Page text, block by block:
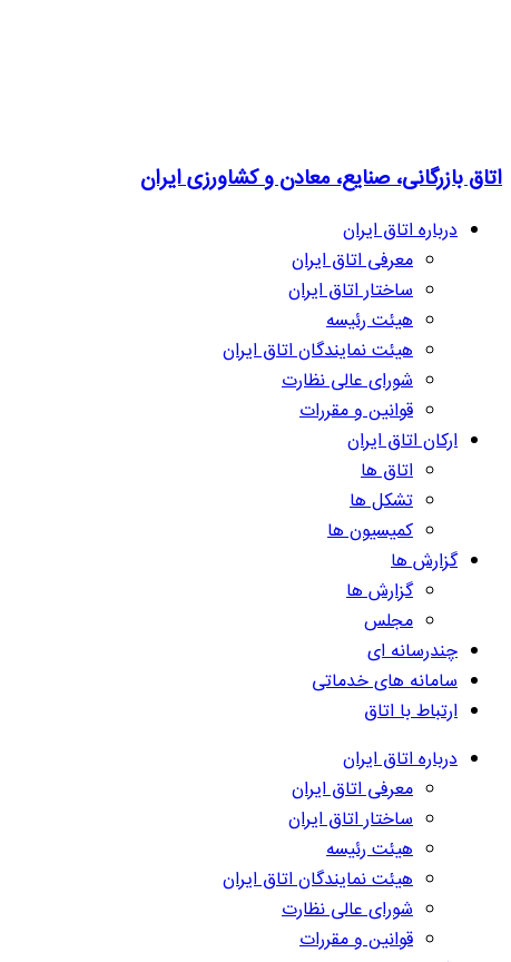
اتاق بازرگانی، صنایع، معادن و کشاورزی ایران
درباره اتاق ایران
معرفی اتاق ایران
ساختار اتاق ایران
هیئت رئیسه
هیئت نمایندگان اتاق ایران
شورای عالی نظارت
قوانین و مقررات
ارکان اتاق ایران
اتاق ها
تشکل ها
کمیسیون ها
گزارش ها
گزارش ها
مجلس
چندرسانه ای
سامانه های خدماتی
ارتباط با اتاق
درباره اتاق ایران
معرفی اتاق ایران
ساختار اتاق ایران
هیئت رئیسه
هیئت نمایندگان اتاق ایران
شورای عالی نظارت
قوانین و مقررات